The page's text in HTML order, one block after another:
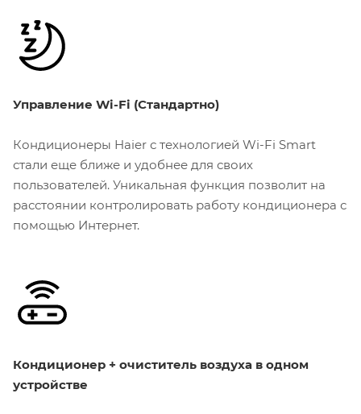
Управление Wi-Fi (Стандартно)
Кондиционеры Haier с технологией Wi-Fi Smart
стали еще ближе и удобнее для своих
пользователей. Уникальная функция позволит на
расстоянии контролировать работу кондиционера с
помощью Интернет.
Кондиционер + очиститель воздуха в одном
устройстве